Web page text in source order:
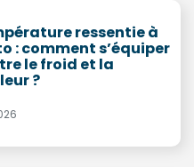
ressentie à
: comment s’équiper
le froid et la
?